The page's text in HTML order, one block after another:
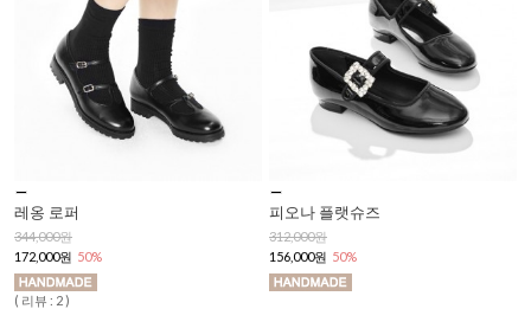
레옹 로퍼
344,000원
172,000원 50%
( 리뷰 : 2 )
피오나 플랫슈즈
312,000원
156,000원 50%